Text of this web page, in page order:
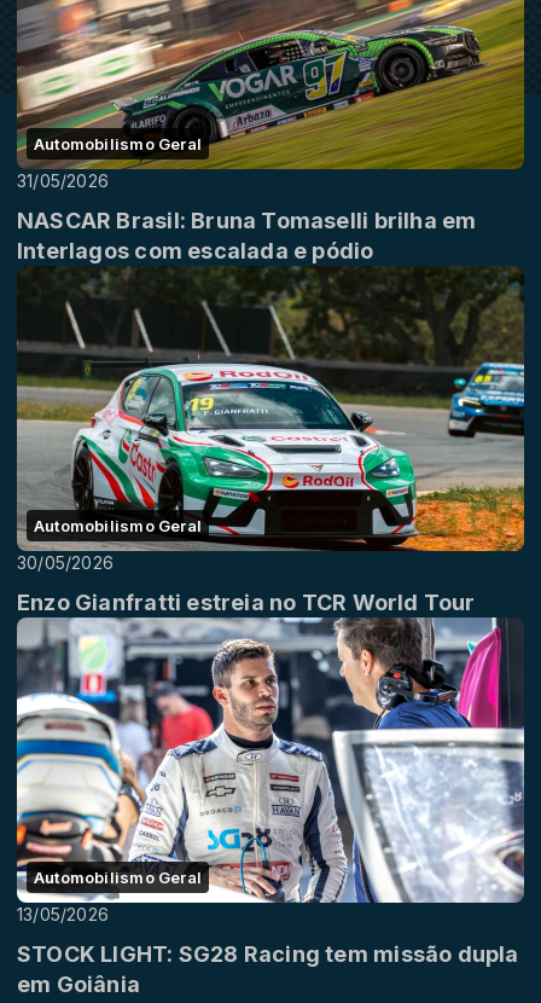
Automobilismo Geral
31/05/2026
NASCAR Brasil: Bruna Tomaselli brilha em
Interlagos com escalada e pódio
Automobilismo Geral
30/05/2026
Enzo Gianfratti estreia no TCR World Tour
Automobilismo Geral
13/05/2026
STOCK LIGHT: SG28 Racing tem missão dupla
em Goiânia